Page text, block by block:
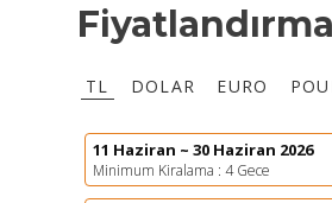
TL DOLAR EURO
11 Haziran ~ 30 Haziran 2026
Minimum Kiralama : 4 Gece